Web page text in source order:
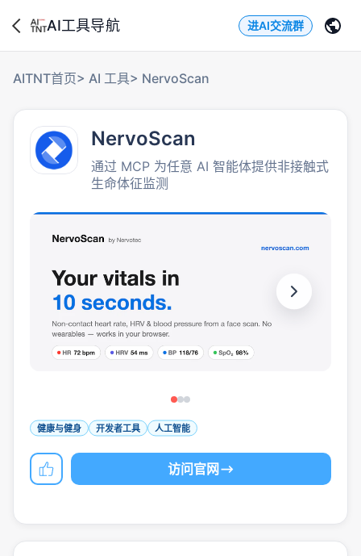
AI工具导航 进AI交流群
AITNT首页> AI 工具> NervoScan
NervoScan
通过 MCP 为任意 AI 智能体提供非接触式
生命体征监测
健康与健身 开发者工具 人工智能
访问官网